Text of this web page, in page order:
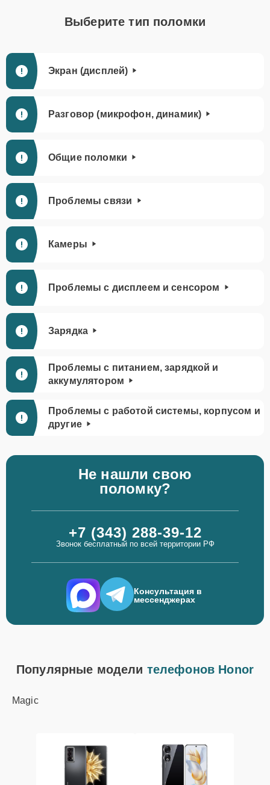
Выберите тип поломки
Экран (дисплей)
Разговор (микрофон, динамик)
Общие поломки
Проблемы связи
Камеры
Проблемы с дисплеем и сенсором
Зарядка
Проблемы с питанием, зарядкой и
аккумулятором
Проблемы с работой системы, корпусом и
другие
Не нашли свою
поломку?
+7 (343) 288-39-12
Звонок бесплатный по всей территории РФ
Консультация в
мессенджерах
Популярные модели телефонов Honor
Magic